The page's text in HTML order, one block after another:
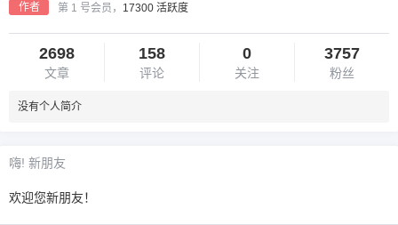
作者
第 1 号会员， 17300 活跃度
2698
文章
158
评论
0
关注
3757
粉丝
没有个人简介
嗨! 新朋友
欢迎您新朋友！